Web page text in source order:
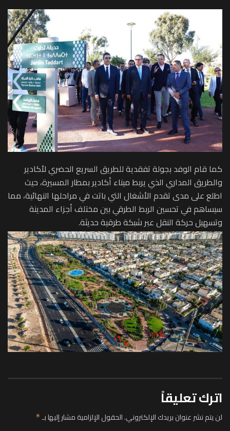
كما قام الوفد بجولة تفقدية للطريق السريع الحضري لأكادير
والطريق المداري الذي يربط ميناء أكادير بمطار المسيرة، حيث
اطلع على مدى تقدم الأشغال التي باتت في مراحلها النهائية، مما
سيساهم في تحسين الربط الطرقي بين مختلف أجزاء المدينة
وتسهيل حركة النقل عبر شبكة طرقية حديثة.
اترك تعليقاً
لن يتم نشر عنوان بريدك الإلكتروني.الحقول الإلزامية مشار إليها بـ*